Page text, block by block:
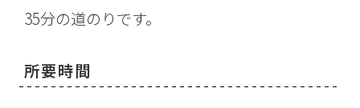
35分の道のりです。
所要時間